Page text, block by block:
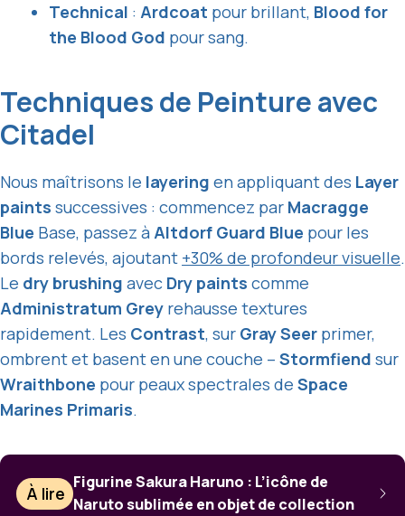
Technical : Ardcoat pour brillant, Blood for
the Blood God pour sang.
Techniques de Peinture avec
Citadel
Nous maîtrisons le layering en appliquant des Layer
paints successives : commencez par Macragge
Blue Base, passez àAltdorf Guard Blue pour les
bords relevés, ajoutant +30% de profondeur visuelle.
Le dry brushing avec Dry paints comme
Administratum Grey rehausse textures
rapidement. Les Contrast, sur Gray Seer primer,
ombrent et basent en une couche – Stormfiend sur
Wraithbone pour peaux spectrales de Space
Marines Primaris.
À lire
Figurine Sakura Haruno : L’icône de
Naruto sublimée en objet de collection